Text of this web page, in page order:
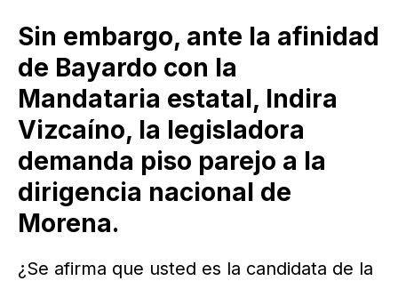
Sin embargo, ante la afinidad
de Bayardo con la
Mandataria estatal, Indira
Vizcaíno, la legisladora
demanda piso parejo a la
dirigencia nacional de
Morena.
¿Se afirma que usted es la candidata de la